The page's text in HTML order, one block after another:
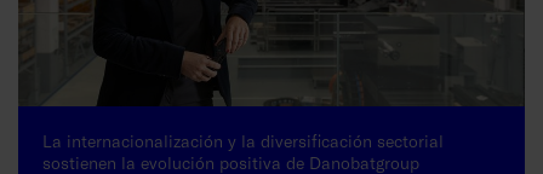
La internacionalización y la diversificación sectorial
sostienen la evolución positiva de Danobatgroup